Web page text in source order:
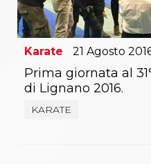
Karate 21 Agosto
Prima giornata al
di Lignano 2016.
KARATE